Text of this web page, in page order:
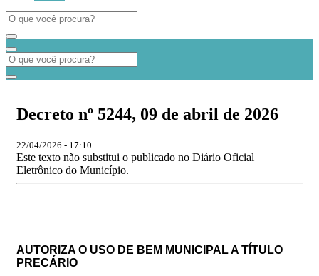
Decreto nº 5244, 09 de abril de 2026
22/04/2026 - 17:10
Este texto não substitui o publicado no Diário Oficial
Eletrônico do Município.
AUTORIZA O USO DE BEM MUNICIPAL A TÍTULO
PRECÁRIO